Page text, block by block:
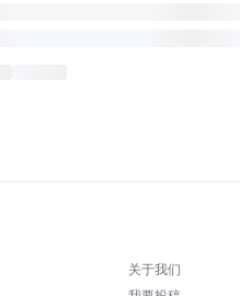
关于我们